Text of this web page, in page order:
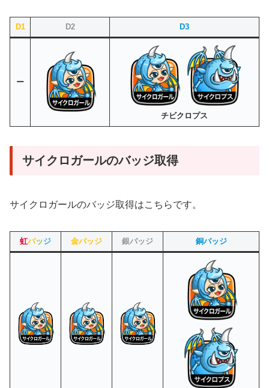
D1 D2 D3
ー
チビクロプス
サイクロガールのバッジ取得
サイクロガールのバッジ取得はこちらです。
虹バッ ジ 金バッジ 銀バッジ 銅バッジ